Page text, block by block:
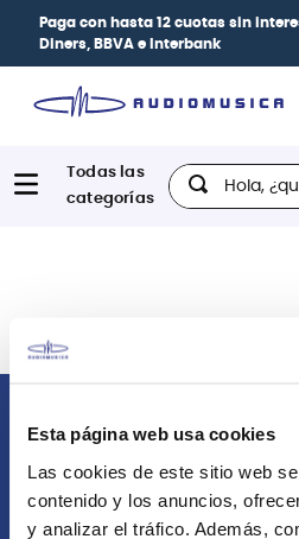
Esta página web usa cookies
Las cookies de este sitio web
contenido y los anuncios,
y analizar el tráfico. Además,
Paga con hasta 12 cuotas sin
Diners, BBVA e Interbank
Hola, ¿qué
Comunícate con
Atención Postventa
+51 958418476